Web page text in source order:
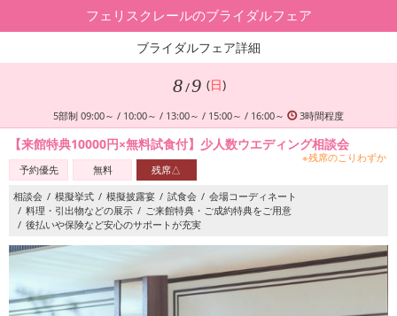
フェリスクレールのブライダルフェア
ブライダルフェア詳細
8/9 (日)
5部制 09:00～ / 10:00～ / 13:00～ / 15:00～ / 16:00～ 3時間程度
【来館特典10000円×無料試食付】少人数ウエディング相談会
※残席のこりわずか
予約優先
無料
残席△
相談会
模擬挙式 模擬披露宴 試食会
会場コーディネート
料理・引出物などの展示
ご来館特典・ご成約特典をご用意
後払いや保険など安心のサポートが充実